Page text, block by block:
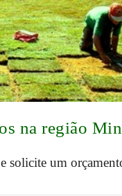
na região
solicite um